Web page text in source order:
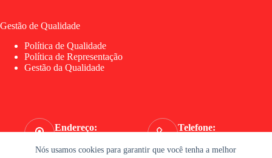
Nós usamos cookies para garantir que você tenha a melhor
Gestão de Qualidade
Política de Qualidade
Política de Representação
Gestão da Qualidade
Endereço:
Telefone: